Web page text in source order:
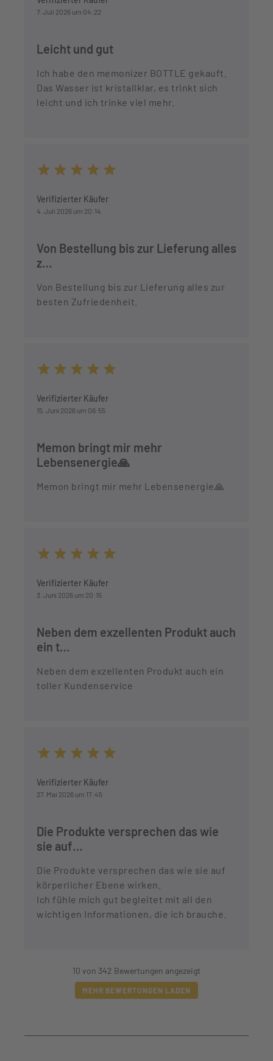
7. Juli 2026 um 04:22
Leicht und gut
Ich habe den memonizer BOTTLE gekauft.
Das Wasser ist kristallklar, es trinkt sich
leicht und ich trinke viel mehr.
Verifizierter Käufer
4. Juli 2026 um 20:14
Von Bestellung bis zur Lieferung alles
z…
Von Bestellung bis zur Lieferung alles zur
besten Zufriedenheit.
Verifizierter Käufer
15. Juni 2026 um 06:55
Memon bringt mir mehr
Lebensenergie🙏
Memon bringt mir mehr Lebensenergie🙏
Verifizierter Käufer
3. Juni 2026 um 20:15
Neben dem exzellenten Produkt auch
ein t…
Neben dem exzellenten Produkt auch ein
toller Kundenservice
Verifizierter Käufer
27. Mai 2026 um 17:45
Die Produkte versprechen das wie
sie auf…
Die Produkte versprechen das wie sie auf
körperlicher Ebene wirken.
Ich fühle mich gut begleitet mit all den
wichtigen Informationen, die ich brauche.
10 von 342 Bewertungen angezeigt
MEHR BEWERTUNGEN LADEN